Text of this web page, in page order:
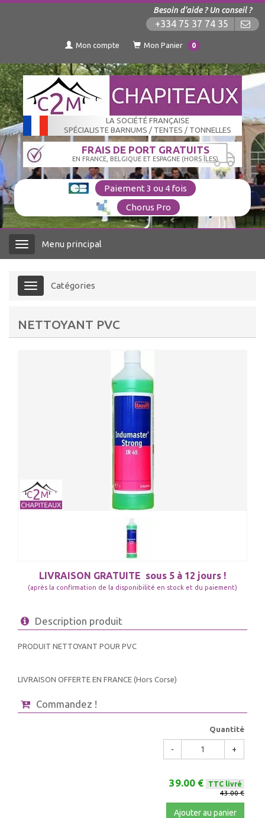
Besoin d'aide ? Un conseil ?
+334 75 37 74 35
Mon compte Mon Panier 0
LA SOCIÉTÉ FRANÇAISE
SPÉCIALISTE BARNUMS / TENTES / TONNELLES
FRAIS DE PORT GRATUITS
EN FRANCE, BELGIQUE ET ESPAGNE (HORS ÎLES)
Paiement 3 ou 4 fois
Chorus Pro
Menu Menu principal
Menu Catégories
NETTOYANT PVC
LIVRAISON GRATUITE sous 5 à 12 jours !
(après la confirmation de la disponibilité en stock et du paiement)
Description produit
PRODUIT NETTOYANT POUR PVC
LIVRAISON OFFERTE EN FRANCE (Hors Corse)
Commandez !
Quantité
- +
39.00 €
TTC livré
43.00 €
Ajouter au panier